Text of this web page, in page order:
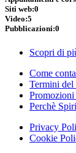
Siti web:0
Video:5
Pubblicazioni:0
Scopri di
Come
Termini del
Promozioni
Perchè
Privacy
Cookie